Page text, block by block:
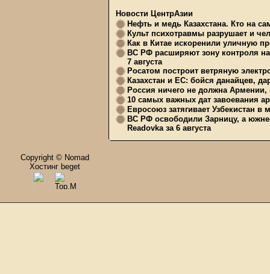
Новости ЦентрАзии
Нефть и медь Казахстана. Кто на
Культ психотравмы разрушает и
Как в Китае искоренили уличную
ВС РФ расширяют зону контроля на
7 августа
Росатом построит ветряную
Казахстан и ЕС: бойся данайцев,
Россия ничего не должна Армении,
10 самых важных дат завоевания
Евросоюз затягивает Узбекистан
ВС РФ освободили Зарницу, а
Readovka за 6 августа
Copyright © Nomad
Хостинг beget